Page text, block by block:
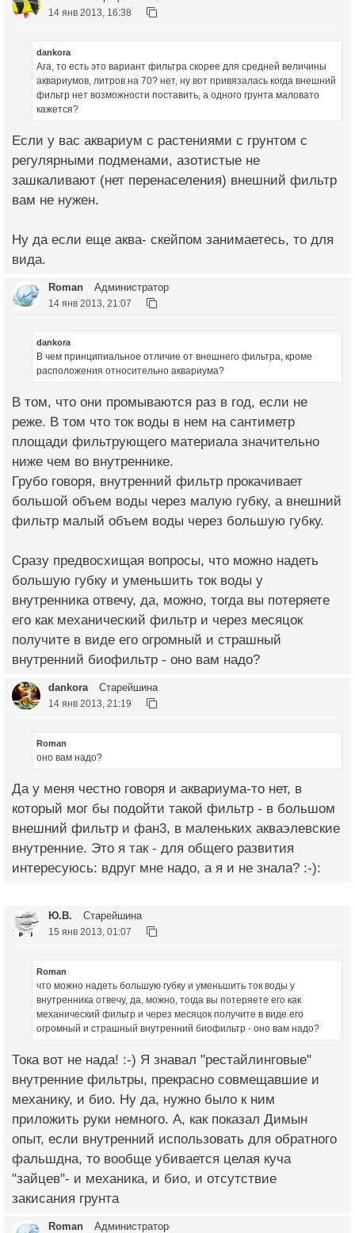
14 янв 2013, 16:38
dankora
Ага, то есть это вариант фильтра скорее для средней величины
аквариумов, литров на 70? нет, ну вот привязалась когда внешний
фильтр нет возможности поставить, а одного грунта маловато
кажется?
Если у вас аквариум с растениями с грунтом с
регулярными подменами, азотистые не
зашкаливают (нет перенаселения) внешний фильтр
вам не нужен.
Ну да если еще аква- скейпом занимаетесь, то для
вида.
Roman Администратор
14 янв 2013, 21:07
dankora
В чем принципиальное отличие от внешнего фильтра, кроме
расположения относительно аквариума?
В том, что они промываются раз в год, если не
реже. В том что ток воды в нем на сантиметр
площади фильтрующего материала значительно
ниже чем во внутреннике.
Грубо говоря, внутренний фильтр прокачивает
большой объем воды через малую губку, а внешний
фильтр малый объем воды через большую губку.
Сразу предвосхищая вопросы, что можно надеть
большую губку и уменьшить ток воды у
внутренника отвечу, да, можно, тогда вы потеряете
его как механический фильтр и через месяцок
получите в виде его огромный и страшный
внутренний биофильтр - оно вам надо?
dankora Старейшина
14 янв 2013, 21:19
Roman
оно вам надо?
Да у меня честно говоря и аквариума-то нет, в
который мог бы подойти такой фильтр - в большом
внешний фильтр и фан3, в маленьких акваэлевские
внутренние. Это я так - для общего развития
интересуюсь: вдруг мне надо, а я и не знала? :-):
Ю.В. Старейшина
15 янв 2013, 01:07
Roman
что можно надеть большую губку и уменьшить ток воды у
внутренника отвечу, да, можно, тогда вы потеряете его как
механический фильтр и через месяцок получите в виде его
огромный и страшный внутренний биофильтр - оно вам надо?
Тока вот не нада! :-) Я знавал "рестайлинговые"
внутренние фильтры, прекрасно совмещавшие и
механику, и био. Ну да, нужно было к ним
приложить руки немного. А, как показал Димын
опыт, если внутренний использовать для обратного
фальшдна, то вообще убивается целая куча
"зайцев"- и механика, и био, и отсутствие
закисания грунта
Roman Администратор